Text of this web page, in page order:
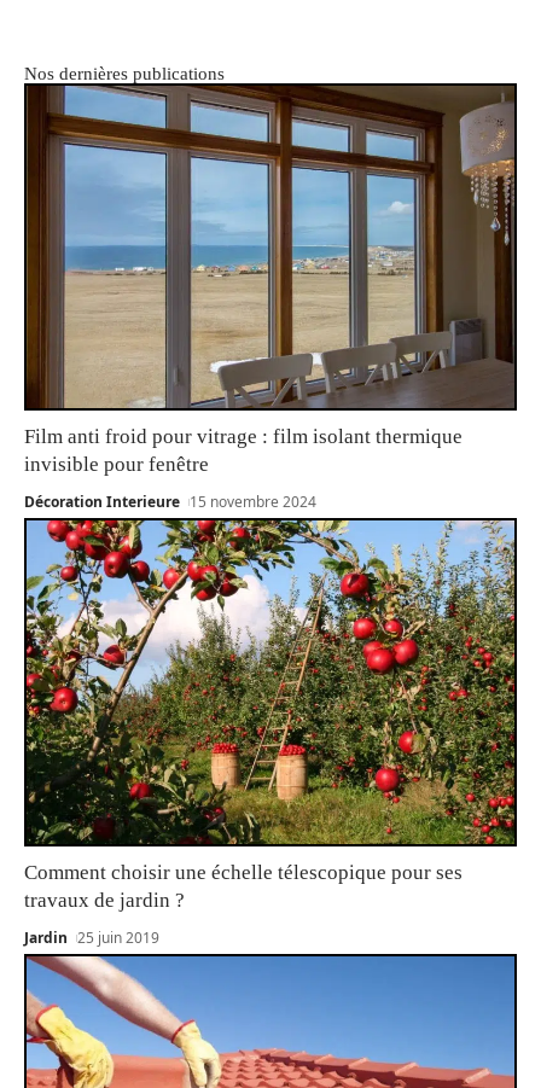
Nos dernières publications
Film anti froid pour vitrage : film isolant thermique
invisible pour fenêtre
Décoration Interieure 15 novembre 2024
Comment choisir une échelle télescopique pour ses
travaux de jardin ?
Jardin 25 juin 2019